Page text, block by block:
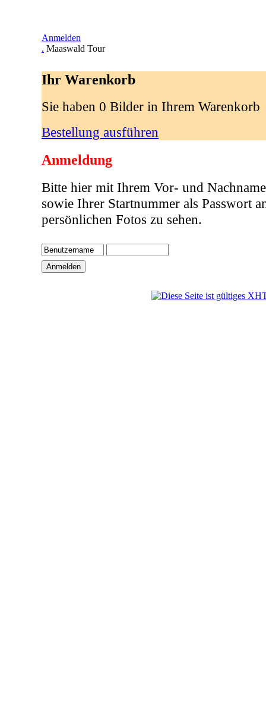
Anmelden
. Maaswald Tour
Ihr Warenkorb
Sie haben 0 Bilder in Ihrem Warenkorb
Bestellung ausführen
Anmeldung
Bitte hier mit Ihrem Vor- und
sowie Ihrer Startnummer als Passwort
persönlichen Fotos zu sehen.